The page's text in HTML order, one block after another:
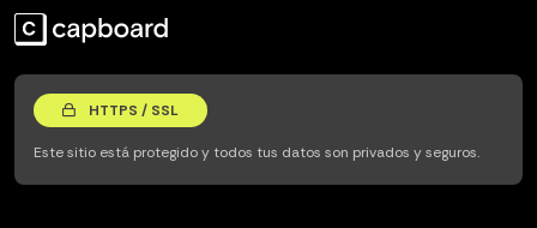
HTTPS / SSL
Este sitio está protegido y todos tus datos son privados y seguros.